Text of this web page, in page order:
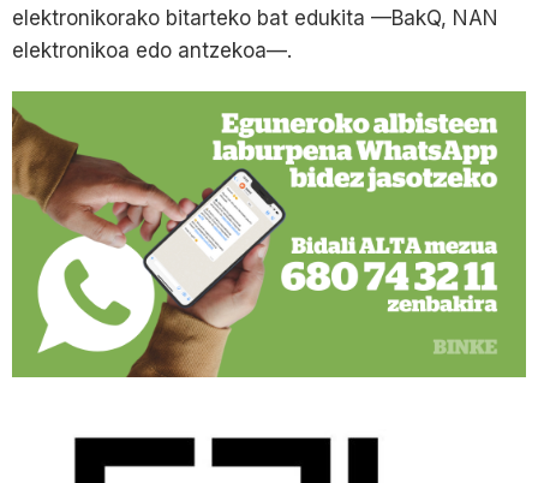
elektronikorako bitarteko bat edukita —BakQ, NAN
elektronikoa edo antzekoa—.